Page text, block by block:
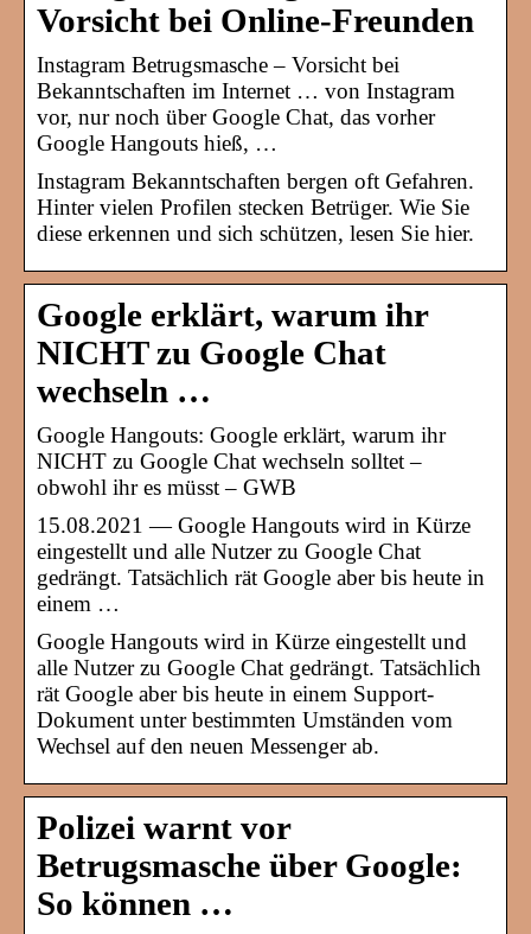
Vorsicht bei Online-Freunden
Instagram Betrugsmasche – Vorsicht bei
Bekanntschaften im Internet … von Instagram
vor, nur noch über Google Chat, das vorher
Google Hangouts hieß, …
Instagram Bekanntschaften bergen oft Gefahren.
Hinter vielen Profilen stecken Betrüger. Wie Sie
diese erkennen und sich schützen, lesen Sie hier.
Google erklärt, warum ihr
NICHT zu Google Chat
wechseln …
Google Hangouts: Google erklärt, warum ihr
NICHT zu Google Chat wechseln solltet –
obwohl ihr es müsst – GWB
15.08.2021 — Google Hangouts wird in Kürze
eingestellt und alle Nutzer zu Google Chat
gedrängt. Tatsächlich rät Google aber bis heute in
einem …
Google Hangouts wird in Kürze eingestellt und
alle Nutzer zu Google Chat gedrängt. Tatsächlich
rät Google aber bis heute in einem Support-
Dokument unter bestimmten Umständen vom
Wechsel auf den neuen Messenger ab.
Polizei warnt vor
Betrugsmasche über Google:
So können …